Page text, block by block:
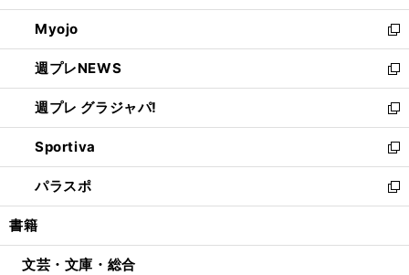
開
く
ウ
で
開
く
ン
ド
ウ
で
開
く
ウ
ィ
ン
ド
ウ
で
開
く
Myojo
新
し
い
ウ
ィ
ン
ド
ウ
で
開
週プレNEWS
新
し
い
ウ
ィ
ン
ド
ウ
開
週プレ グラジャパ!
新
し
い
ウ
ィ
ン
ウ
Sportiva
新
し
い
ウ
ン
パラスポ
新
し
ウ
書籍
文芸・文庫・総合